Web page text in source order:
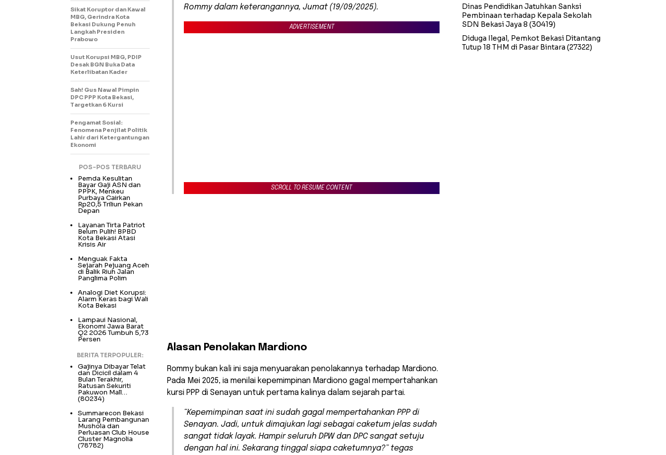
Rommy dalam keterangannya, Jumat (19/09/2025).
ADVERTISEMENT
SCROLL TO RESUME CONTENT
Alasan Penolakan Mardiono
Rommy bukan kali ini saja menyuarakan penolakannya terhadap Mardiono.
Pada Mei 2025, ia menilai kepemimpinan Mardiono gagal mempertahankan
kursi PPP di Senayan untuk pertama kalinya dalam sejarah partai.
“Kepemimpinan saat ini sudah gagal mempertahankan PPP di
Senayan. Jadi, untuk dimajukan lagi sebagai caketum jelas sudah
sangat tidak layak. Hampir seluruh DPW dan DPC sangat setuju
dengan hal ini. Sekarang tinggal siapa caketumnya?” tegas
Sikat Koruptor dan Kawal
MBG, Gerindra Kota
Bekasi Dukung Penuh
Langkah Presiden
Prabowo
Usut Korupsi MBG, PDIP
Desak BGN Buka Data
Keterlibatan Kader
Sah! Gus Nawal Pimpin
DPC PPP Kota Bekasi,
Targetkan 6 Kursi
Pengamat Sosial:
Fenomena Penjilat Politik
Lahir dari Ketergantungan
Ekonomi
POS-POS TERBARU
Pemda Kesulitan
Bayar Gaji ASN dan
PPPK, Menkeu
Purbaya Cairkan
Rp20,5 Triliun Pekan
Depan
Layanan Tirta Patriot
Belum Pulih! BPBD
Kota Bekasi Atasi
Krisis Air
Menguak Fakta
Sejarah Pejuang Aceh
di Balik Riuh Jalan
Panglima Polim
Analogi Diet Korupsi:
Alarm Keras bagi Wali
Kota Bekasi
Lampaui Nasional,
Ekonomi Jawa Barat
Q2 2026 Tumbuh 5,73
Persen
BERITA TERPOPULER:
Gajinya Dibayar Telat
dan Dicicil dalam 4
Bulan Terakhir,
Ratusan Sekuriti
Pakuwon Mall…
(80234)
Summarecon Bekasi
Larang Pembangunan
Mushola dan
Perluasan Club House
Cluster Magnolia
(78782)
Dinas Pendidikan Jatuhkan Sanksi
Pembinaan terhadap Kepala Sekolah
SDN Bekasi Jaya 8 (30419)
Diduga Ilegal, Pemkot Bekasi Ditantang
Tutup 18 THM di Pasar Bintara (27322)